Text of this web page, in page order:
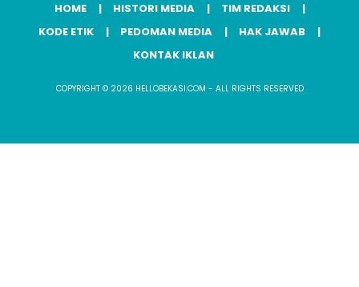
HOME HISTORI MEDIA
TIM REDAKSI
KODE ETIK
PEDOMAN MEDIA
HAK JAWAB
KONTAK IKLAN
COPYRIGHT © 2026 HELLOBEKASI.COM - ALL RIGHTS RESERVED